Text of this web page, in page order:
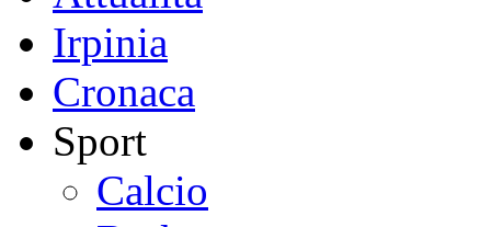
Irpinia
Cronaca
Sport
Calcio